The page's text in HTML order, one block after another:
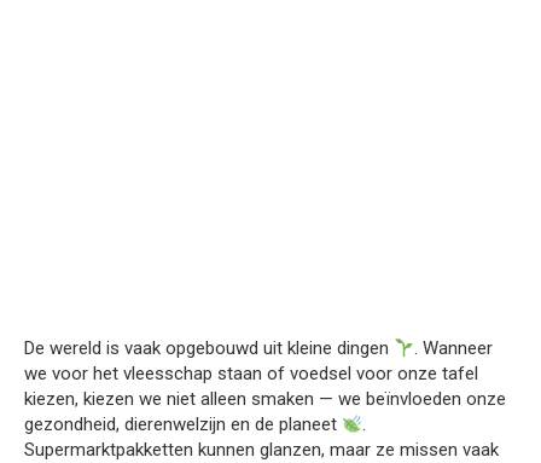
De wereld is vaak opgebouwd uit kleine dingen
. Wanneer
we voor het vleesschap staan of voedsel voor onze tafel
kiezen, kiezen we niet alleen smaken — we beïnvloeden onze
gezondheid, dierenwelzijn en de planeet
.
Supermarktpakketten kunnen glanzen, maar ze missen vaak